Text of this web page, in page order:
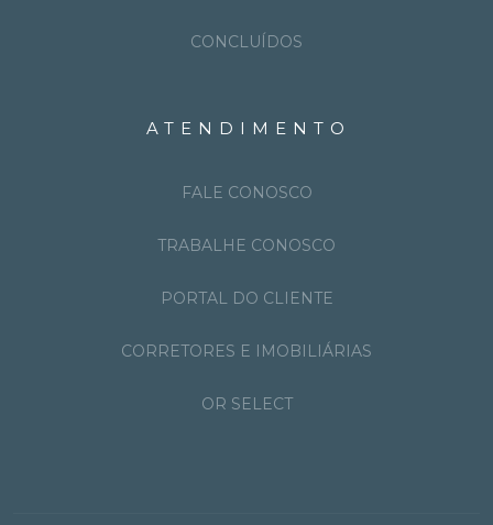
CONCLUÍDOS
ATENDIMENTO
FALE CONOSCO
TRABALHE CONOSCO
PORTAL DO CLIENTE
CORRETORES E IMOBILIÁRIAS
OR SELECT